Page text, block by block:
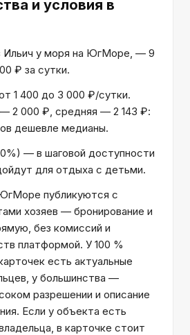
и условия в
Ильич у моря на ЮгМоре, — 9
₽ за сутки.
1 400 до 3 000 ₽/сутки.
2 000 ₽, средняя — 2 143 ₽:
дешевле медианы.
— в шаговой доступности
для отдыха с детьми.
публикуются с
хозяев — бронирование и
без комиссий и
платформой. У 100 %
есть актуальные
у большинства —
разрешении и описание
Если у объекта есть
в карточке стоит